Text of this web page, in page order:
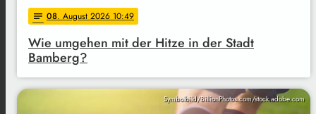
notes 08. August 2026 10:49
Wie umgehen mit der Hitze in der Stadt
Bamberg?
Symbolbild/BillionPhotos.com/stock.adobe.com